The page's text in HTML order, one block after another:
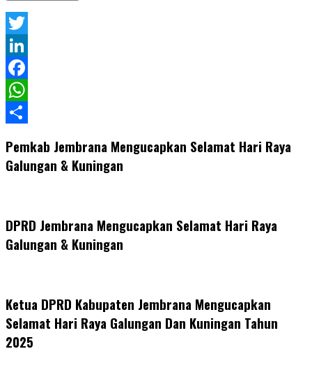
Twitter
LinkedIn
Facebook
WhatsApp
Pemkab Jembrana Mengucapkan Selamat Hari Raya
Galungan & Kuningan
DPRD Jembrana Mengucapkan Selamat Hari Raya
Galungan & Kuningan
Ketua DPRD Kabupaten Jembrana Mengucapkan
Selamat Hari Raya Galungan Dan Kuningan Tahun
2025